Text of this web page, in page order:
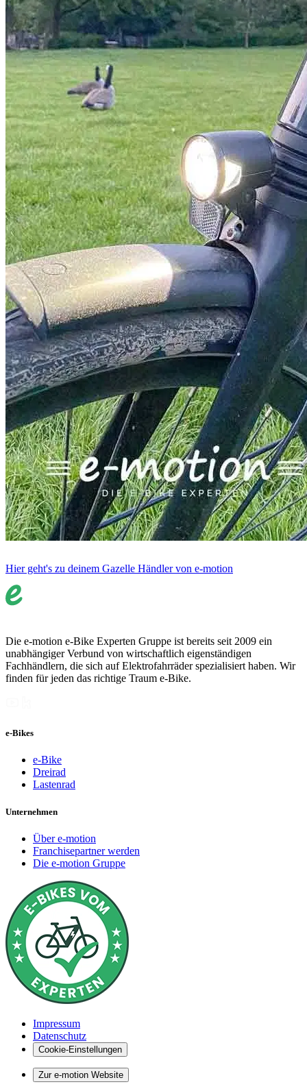
Hier geht's zu deinem Gazelle Händler von e-motion
Die e-motion e-Bike Experten Gruppe ist bereits seit 2009 ein
unabhängiger Verbund von wirtschaftlich eigenständigen
Fachhändlern, die sich auf Elektrofahrräder spezialisiert haben. Wir
finden für jeden das richtige Traum e-Bike.
e-Bikes
e-Bike
Dreirad
Lastenrad
Unternehmen
Über e-motion
Franchisepartner werden
Die e-motion Gruppe
Impressum
Datenschutz
Cookie-Einstellungen
Zur e-motion Website